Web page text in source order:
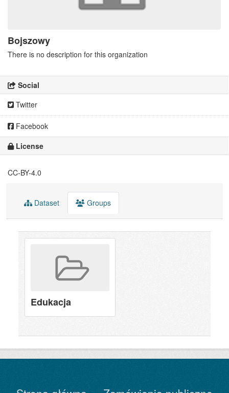
Bojszowy
There is no description for this organization
Social
Twitter
Facebook
License
CC-BY-4.0
Dataset Groups
Edukacja